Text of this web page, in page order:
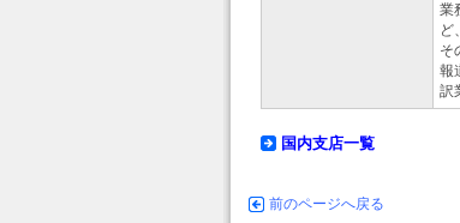
業
ど
そ
報
訳
国内支店一覧
前のページへ戻る